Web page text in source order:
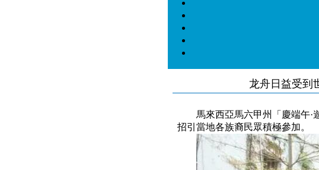
龙舟日益受到
馬來西亞馬六甲州「慶端午·遊
招引當地各族裔民眾積極參加。